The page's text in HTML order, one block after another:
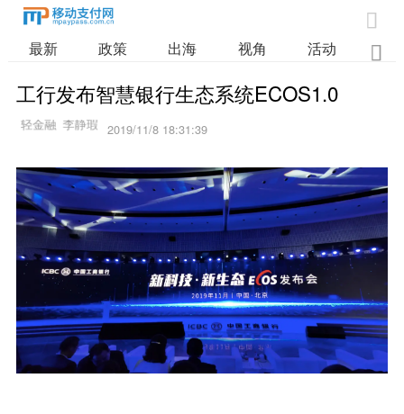

最新 政策 出海 视角 活动 业

工行发布智慧银行生态系统ECOS1.0
2019/11/8 18:31:39